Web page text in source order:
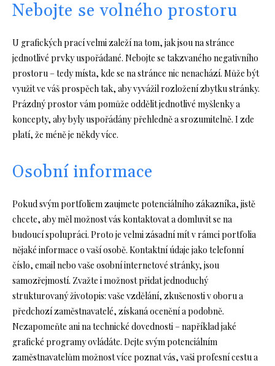
Nebojte se volného prostoru
U grafických prací velmi zaleží na tom, jak jsou na stránce
jednotlivé prvky uspořádané. Nebojte se takzvaného negativního
prostoru – tedy místa, kde se na stránce nic nenachází. Může být
využit ve váš prospěch tak, aby vyvážil rozložení zbytku stránky.
Prázdný prostor vám pomůže oddělit jednotlivé myšlenky a
koncepty, aby byly uspořádány přehledně a srozumitelně. I zde
platí, že méně je někdy více.
Osobní informace
Pokud svým portfoliem zaujmete potenciálního zákazníka, jistě
chcete, aby měl možnost vás kontaktovat a domluvit se na
budoucí spolupráci. Proto je velmi zásadní mít v rámci portfolia
nějaké informace o vaší osobě. Kontaktní údaje jako telefonní
číslo, email nebo vaše osobní internetové stránky, jsou
samozřejmostí. Zvažte i možnost přidat jednoduchý
strukturovaný životopis: vaše vzdělání, zkušenosti v oboru a
předchozí zaměstnavatelé, získaná ocenění a podobně.
Nezapomeňte ani na technické dovednosti – například jaké
grafické programy ovládáte. Dejte svým potenciálním
zaměstnavatelům možnost více poznat vás, vaši profesní cestu a